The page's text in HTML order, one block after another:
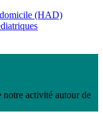
(HAD)
activité autour de